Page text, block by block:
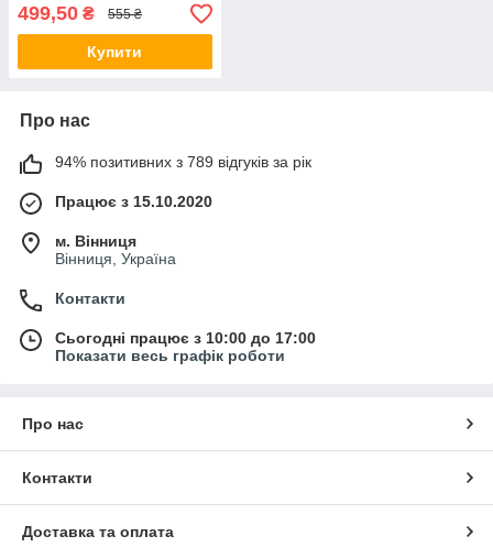
499,50 ₴ 555 ₴
Купити
Про нас
94% позитивних з 789 відгуків за рік
Працює з 15.10.2020
м. Вінниця
Вінниця, Україна
Контакти
Сьогодні працює з 10:00 до 17:00
Показати весь графік роботи
Про нас
Контакти
Доставка та оплата